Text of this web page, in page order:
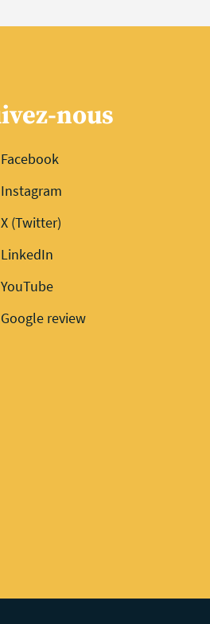
nous
Facebook
Instagram
X (Twitter)
LinkedIn
YouTube
Google review